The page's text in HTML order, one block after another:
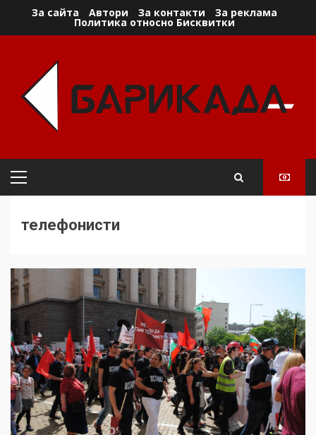
За сайта Автори За контакти За реклама
Политика относно Бисквитки
Primary
телефонисти